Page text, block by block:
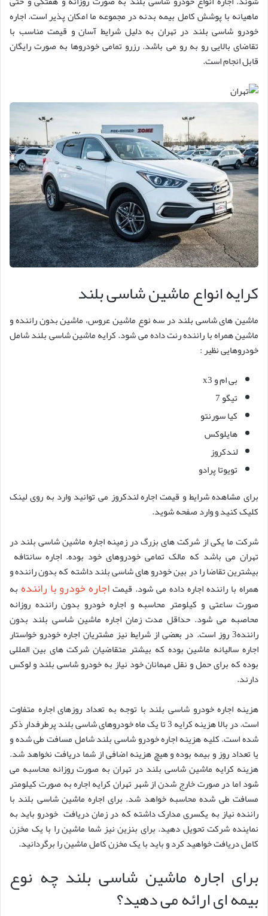
ماهیانه با پوشش کامل بیمه بدنه در مجموعه ما امکان پذیر است. اجاره
خودرو شاسی بلند در تهران به دلیل شرایط آسان و قیمت مناسب با
تقاضای بالایی رو به رو می باشد. رزرو تمامی خودروها به صورت رایگان
قابل انجام است.
کرایه انواع ماشین شاسی بلند
ماشین های شاسی بلند در سه نوع ماشین عروس، ماشین بدون راننده و
ماشین همراه با راننده رنت داده می شود. کرایه ماشین شاسی بلند شامل
خودروهایی نظیر :
بی ام و x3
تیگو 7
کیا سورنتو
هایلوکس
لندکروز
تویوتا پرادو
برای مشاهده شرایط و قیمت اجاره لندکروز می توانید وارد به روی لینک
کلیک کنید و وارد صفحه شوید.
شرکت ما یکی از شرکت های بزرگ در زمینه اجاره ماشین شاسی بلند در
تهران می باشد که مالک تمامی خودروهای خود بوده. اجاره سانتافه
بیشترین تقاضا را در بین خودرو های شاسی بلند داشته که بدون راننده و
همراه با راننده اجاره داده می شود. قیمتاجاره خودرو با راننده به
صورت ساعتی و کیلومتر محاسبه و اجاره خودرو بدون راننده روزانه
محاصبه می شود. حداقل مدت زمان اجاره ماشین شاسی بلند بدون
راننده3 روز است. در بعضی از شرایط نیز مشتریان اجاره خودرو خواستار
اجاره سالیانه ماشین بوده که بیشتر متقاضیان شرکت های بین المللی
بوده که برای حمل و نقل مهمانان خود نیاز به خودرو شاسی بلند و لوکس
دارند.
هزینه اجاره خودرو شاسی بلند با توجه به تعداد روزهای اجاره متفاوت
است. در بالا هزینه کرایه 3 تا یک ماه خودروهای شاسی بلند پرطرفدار ذکر
شده است. کلیه هزینه اجاره خودرو شاسی بلند شامل مسافت طی شده و
یا تعداد روز و بیمه بوده و هیچ هزینه اضافی از شما دریافت نخواهد شد.
هزینه کرایه ماشین شاسی بلند در تهران به صورت روزانه محاسبه می
شود اما در صورت خارج شدن از شهر تهران کرایه اجاره به صورت کیلومتر
مسافت طی شده محاسبه خواهد شد. برای اجاره ماشین شاسی بلند با
راننده نیاز به یکسری مدارک داشته که در زمان دریافت خودرو باید به
نماینده شرکت تحویل دهید. برای بنزین نیز شما ماشین را با یک مخزن
کامل دریافت خواهید کرد و باید با یک مخزن کامل ماشین را برگردانید.
برای اجاره ماشین شاسی بلند چه نوع
بیمه ای ارائه می دهید؟